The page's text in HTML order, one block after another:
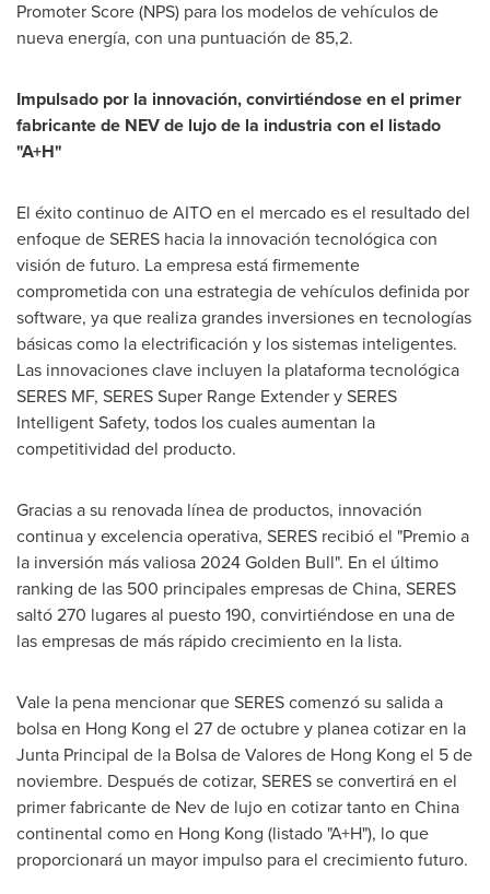
Promoter Score (NPS) para los modelos de vehículos de
nueva energía, con una puntuación de 85,2.
Impulsado por la innovación, convirtiéndose en el primer
fabricante de NEV de lujo de la industria con el listado
"A+H"
El éxito continuo de AITO en el mercado es el resultado del
enfoque de SERES hacia la innovación tecnológica con
visión de futuro. La empresa está firmemente
comprometida con una estrategia de vehículos definida por
software, ya que realiza grandes inversiones en tecnologías
básicas como la electrificación y los sistemas inteligentes.
Las innovaciones clave incluyen la plataforma tecnológica
SERES MF, SERES Super Range Extender y SERES
Intelligent Safety, todos los cuales aumentan la
competitividad del producto.
Gracias a su renovada línea de productos, innovación
continua y excelencia operativa, SERES recibió el "Premio a
la inversión más valiosa 2024 Golden Bull". En el último
ranking de las 500 principales empresas de China, SERES
saltó 270 lugares al puesto 190, convirtiéndose en una de
las empresas de más rápido crecimiento en la lista.
Vale la pena mencionar que SERES comenzó su salida a
bolsa en Hong Kong el 27 de octubre y planea cotizar en la
Junta Principal de la Bolsa de Valores de Hong Kong el 5 de
noviembre. Después de cotizar, SERES se convertirá en el
primer fabricante de Nev de lujo en cotizar tanto en China
continental como en Hong Kong (listado "A+H"), lo que
proporcionará un mayor impulso para el crecimiento futuro.